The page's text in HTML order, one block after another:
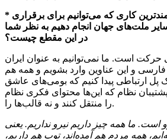
* مهم‌ترین و اولویت‌مندترین کاری که می‌توانیم برای برقراری
ملت‌های جهان انجام دهیم به نظر شما
در این مقطع چیست؟
است. ما نمی‌توانیم به عنوان ایران
فارسی و این عناوین وارد بشویم و همه هم
پل ارتباطی پیدا کنیم که بومی‌های عاشق
نظام که این‌ها محتوای فکری نظام
را منتقل کنند و نه قالب‌ها را.
ما همه چیز داریم نیرو نداریم. یعنی
همه مردم هم آمده‌اند، توپ هم داریم،